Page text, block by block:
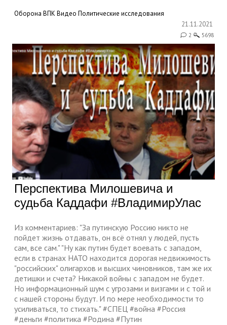
Оборона ВПК Видео Политические исследования
21.11.2021
2 5698
Перспектива Милошевича и
судьба Каддафи #ВладимирУлас
Из комментариев: "За путинскую Россию никто не
пойдет жизнь отдавать, он всё отнял у людей, пусть
сам, все сам." "Ну как путин будет воевать с западом,
если в странах НАТО находится дорогая недвижимость
"российских" олигархов и высших чиновников, там же их
детишки и счета? Никакой войны с западом не будет.
Но информационный шум с угрозами и визгами и с той и
с нашей стороны будут. И по мере необходимости то
усиливаться, то стихать." #СПЕЦ​ #война​ #Россия​
#деньги​ #политика​ #Родина​ #Путин